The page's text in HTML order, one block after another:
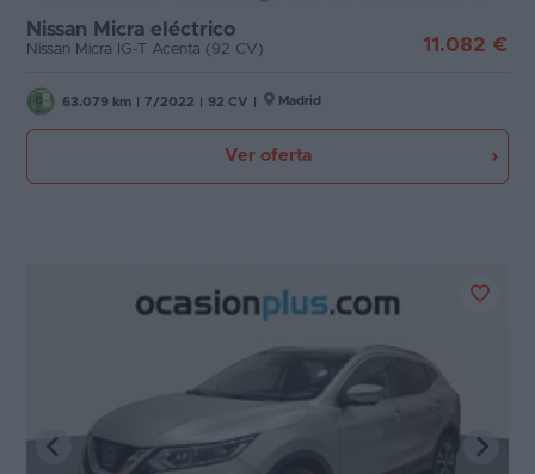
Nissan Micra eléctrico
Nissan Micra IG-T Acenta (92 CV) 11.082 €
63.079 km 7/2022 92 CV Madrid
Ver oferta